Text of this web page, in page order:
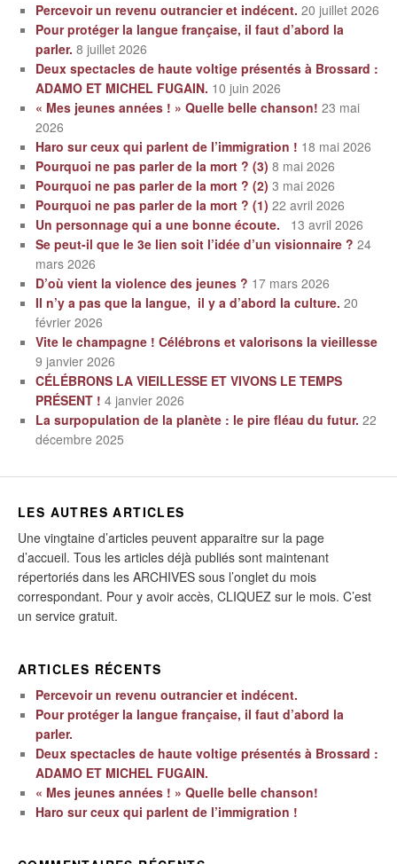
Percevoir un revenu outrancier et indécent. 20 juillet 2026
Pour protéger la langue française, il faut d’abord la
parler. 8 juillet 2026
Deux spectacles de haute voltige présentés à Brossard :
ADAMO ET MICHEL FUGAIN. 10 juin 2026
« Mes jeunes années ! » Quelle belle chanson! 23 mai
2026
Haro sur ceux qui parlent de l’immigration ! 18 mai 2026
Pourquoi ne pas parler de la mort ? (3) 8 mai 2026
Pourquoi ne pas parler de la mort ? (2) 3 mai 2026
Pourquoi ne pas parler de la mort ? (1) 22 avril 2026
Un personnage qui a une bonne écoute.
13 avril 2026
Se peut-il que le 3e lien soit l’idée d’un visionnaire ? 24
mars 2026
D’où vient la violence des jeunes ? 17 mars 2026
Il n’y a pas que la langue, il y a d’abord la culture. 20
février 2026
Vite le champagne ! Célébrons et valorisons la vieillesse
9 janvier 2026
CÉLÉBRONS LA VIEILLESSE ET VIVONS LE TEMPS
PRÉSENT ! 4 janvier 2026
La surpopulation de la planète : le pire fléau du futur. 22
décembre 2025
LES AUTRES ARTICLES
Une vingtaine d’articles peuvent apparaitre sur la page
d’accueil. Tous les articles déjà publiés sont maintenant
répertoriés dans les ARCHIVES sous l’onglet du mois
correspondant. Pour y avoir accès, CLIQUEZ sur le mois. C’est
un service gratuit.
ARTICLES RÉCENTS
Percevoir un revenu outrancier et indécent.
Pour protéger la langue française, il faut d’abord la
parler.
Deux spectacles de haute voltige présentés à Brossard :
ADAMO ET MICHEL FUGAIN.
« Mes jeunes années ! » Quelle belle chanson!
Haro sur ceux qui parlent de l’immigration !